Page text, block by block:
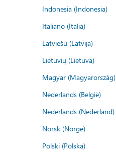
Indonesia (Indonesia)
Italiano (Italia)
Latviešu (Latvija)
Lietuvių (Lietuva)
Magyar (Magyarország)
Nederlands (België)
Nederlands (Nederland)
Norsk (Norge)
Polski (Polska)